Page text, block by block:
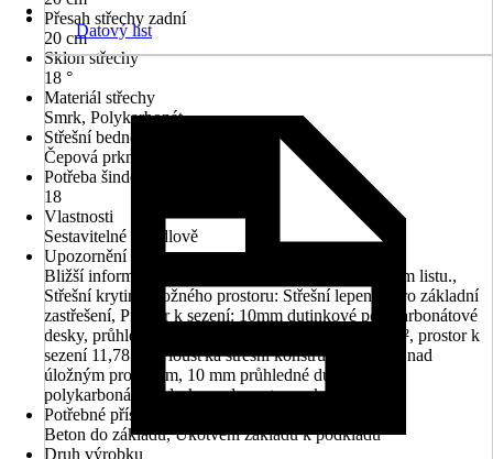
Přesah střechy zadní
20 cm
Sklon střechy
18 °
Materiál střechy
Smrk, Polykarbonát
Střešní bednění
Čepová prkna
Potřeba šindelů v m²
18
Vlastnosti
Sestavitelné zrcadlově
Upozornění
Bližší informace jsou uvedeny v technickém datovém listu.,
Střešní krytina úložného prostoru: Střešní lepenka pro základní
zastřešení, Prostor k sezení: 10mm dutinkové polykarbonátové
desky, průhledné Plocha úložného prostoru 11,40 m², prostor k
sezení 11,78 m² Tloušťka střešní konstrukce 19 mm nad
úložným prostorem, 10 mm průhledné dutinkové
polykarbonátové desky nad prostorem k sezení
Potřebné příslušenství
Beton do základů, Ukotvení základu k podkladu
Druh výrobku
Datový list